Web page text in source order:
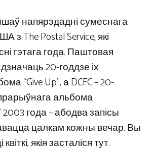
напярэдадні сумеснага
з The Postal Service, які
гэтага года. Паштовая
20-годдзе іх
“Give Up”, а DCFC – 20-
альбома
2003 года – абодва запісы
цалкам кожны вечар. Вы
якія засталіся тут.